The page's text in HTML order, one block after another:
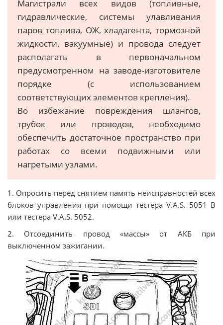
Магистрали всех видов (топливные,
гидравлические, системы улавливания
паров топлива, ОЖ, хладагента, тормозной
жидкости, вакуумные) и провода следует
располагать в первоначальном
предусмотренном на заводе-изготовителе
порядке (с использованием
соответствующих элементов крепления).
Во избежание повреждения шлангов,
трубок или проводов, необходимо
обеспечить достаточное пространство при
работах со всеми подвижными или
нагретыми узлами.
1. Опросить перед снятием память неисправностей всех
блоков управления при помощи тестера V.A.S. 5051 B
или тестера V.A.S. 5052.
2. Отсоединить провод «массы» от АКБ при
выключенном зажигании.